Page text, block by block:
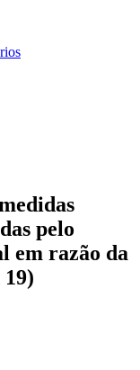
pelo
em razão da